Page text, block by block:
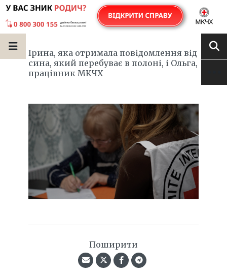
Ірина, яка отримала повідомлення від
сина, який перебуває в полоні, і Ольга,
працівник МКЧХ
Поширити